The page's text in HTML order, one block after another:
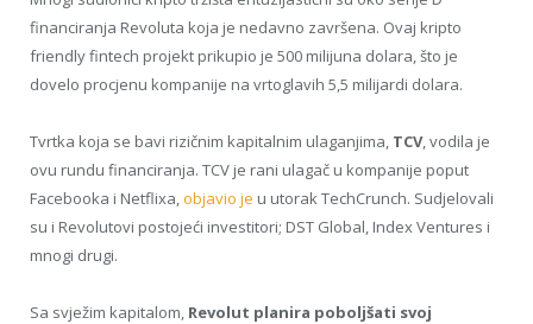
financiranja Revoluta koja je nedavno završena. Ovaj kripto
friendly fintech projekt prikupio je 500 milijuna dolara, što je
dovelo procjenu kompanije na vrtoglavih 5,5 milijardi dolara.
Tvrtka koja se bavi rizičnim kapitalnim ulaganjima, TCV, vodila je
ovu rundu financiranja. TCV je rani ulagač u kompanije poput
Facebooka i Netflixa,objavio je u utorak TechCrunch. Sudjelovali
su i Revolutovi postojeći investitori; DST Global, Index Ventures i
mnogi drugi.
Sa svježim kapitalom, Revolut planira poboljšati svoj